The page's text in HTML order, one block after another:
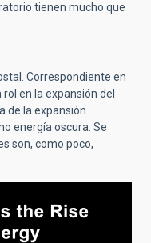
tienen mucho que
Correspondiente en
en la expansión del
de la expansión
energía oscura. Se
son, como poco,